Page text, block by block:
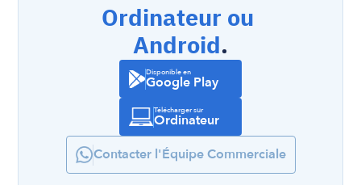
Ordinateur ou
Android.
Disponible en
Google Play
Télécharger sur
Ordinateur
Contacter l'Équipe Commerciale